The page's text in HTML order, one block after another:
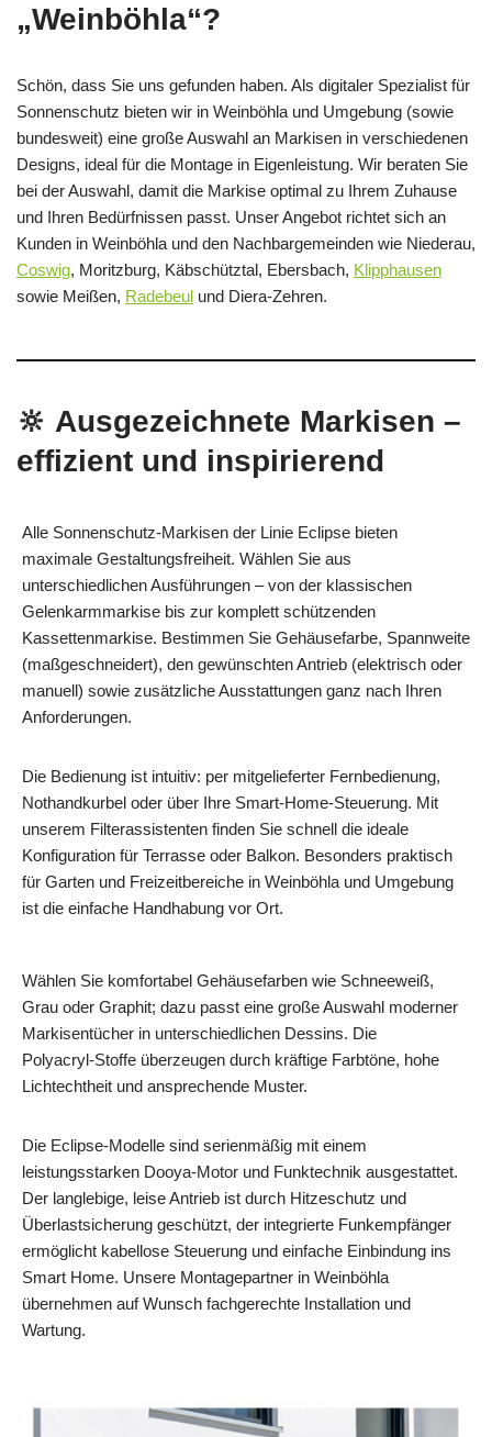
„Weinböhla“?
Schön, dass Sie uns gefunden haben. Als digitaler Spezialist für
Sonnenschutz bieten wir in Weinböhla und Umgebung (sowie
bundesweit) eine große Auswahl an Markisen in verschiedenen
Designs, ideal für die Montage in Eigenleistung. Wir beraten Sie
bei der Auswahl, damit die Markise optimal zu Ihrem Zuhause
und Ihren Bedürfnissen passt. Unser Angebot richtet sich an
Kunden in Weinböhla und den Nachbargemeinden wie Niederau,
Coswig, Moritzburg, Käbschütztal, Ebersbach, Klipphausen
sowie Meißen, Radebeul und Diera-Zehren.
🔆 Ausgezeichnete Markisen –
effizient und inspirierend
Alle Sonnenschutz‑Markisen der Linie Eclipse bieten
maximale Gestaltungsfreiheit. Wählen Sie aus
unterschiedlichen Ausführungen – von der klassischen
Gelenkarmmarkise bis zur komplett schützenden
Kassettenmarkise. Bestimmen Sie Gehäusefarbe, Spannweite
(maßgeschneidert), den gewünschten Antrieb (elektrisch oder
manuell) sowie zusätzliche Ausstattungen ganz nach Ihren
Anforderungen.
Die Bedienung ist intuitiv: per mitgelieferter Fernbedienung,
Nothandkurbel oder über Ihre Smart‑Home‑Steuerung. Mit
unserem Filterassistenten finden Sie schnell die ideale
Konfiguration für Terrasse oder Balkon. Besonders praktisch
für Garten und Freizeitbereiche in Weinböhla und Umgebung
ist die einfache Handhabung vor Ort.
Wählen Sie komfortabel Gehäusefarben wie Schneeweiß,
Grau oder Graphit; dazu passt eine große Auswahl moderner
Markisentücher in unterschiedlichen Dessins. Die
Polyacryl‑Stoffe überzeugen durch kräftige Farbtöne, hohe
Lichtechtheit und ansprechende Muster.
Die Eclipse‑Modelle sind serienmäßig mit einem
leistungsstarken Dooya‑Motor und Funktechnik ausgestattet.
Der langlebige, leise Antrieb ist durch Hitzeschutz und
Überlastsicherung geschützt, der integrierte Funkempfänger
ermöglicht kabellose Steuerung und einfache Einbindung ins
Smart Home. Unsere Montagepartner in Weinböhla
übernehmen auf Wunsch fachgerechte Installation und
Wartung.